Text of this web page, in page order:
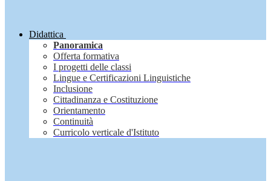
Didattica
Panoramica
Offerta formativa
I progetti delle classi
Lingue e Certificazioni Linguistiche
Inclusione
Cittadinanza e Costituzione
Orientamento
Continuità
Curricolo verticale d'Istituto